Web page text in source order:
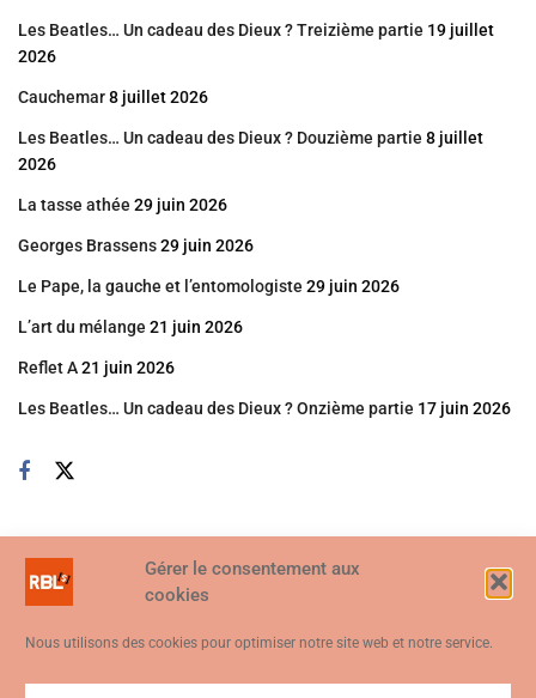
Gérer le consentement aux
cookies
Nous utilisons des cookies pour optimiser notre site web et notre service.
Les Beatles… Un cadeau des Dieux ? Treizième partie 19 juillet
2026
Cauchemar8 juillet 2026
Les Beatles… Un cadeau des Dieux ? Douzième partie 8 juillet
2026
La tasse athée 29 juin 2026
Georges Brassens29 juin 2026
Le Pape, la gauche et l’entomologiste 29 juin 2026
L’art du mélange 21 juin 2026
Reflet A21 juin 2026
Les Beatles… Un cadeau des Dieux ? Onzième partie 17 juin 2026